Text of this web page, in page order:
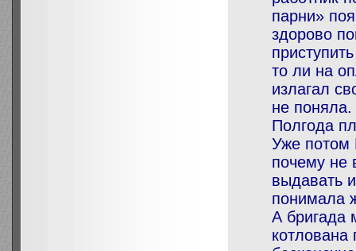
парни»
здорово
то ли на
излагал
не поняла.
Полгода
Уже потом
почему не
выдавать
понимала
А бригада
котлована